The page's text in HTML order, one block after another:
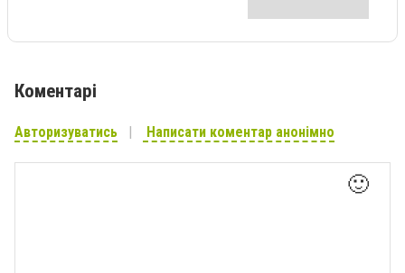
Коментарі
Авторизуватись Написати коментар анонімно
🙂